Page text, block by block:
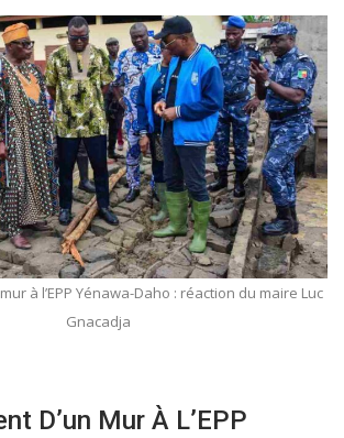
à l’EPP Yénawa-Daho : réaction du maire Luc
Gnacadja
D’un Mur À L’EPP